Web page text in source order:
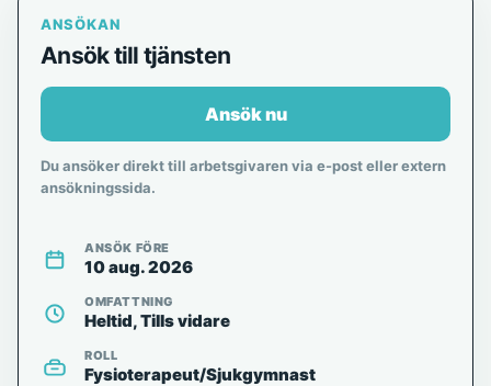
ANSÖKAN
Ansök till tjänsten
Ansök nu
Du ansöker direkt till arbetsgivaren via e-post eller extern
ansökningssida.
ANSÖK FÖRE
10 aug. 2026
OMFATTNING
Heltid, Tills vidare
ROLL
Fysioterapeut/Sjukgymnast